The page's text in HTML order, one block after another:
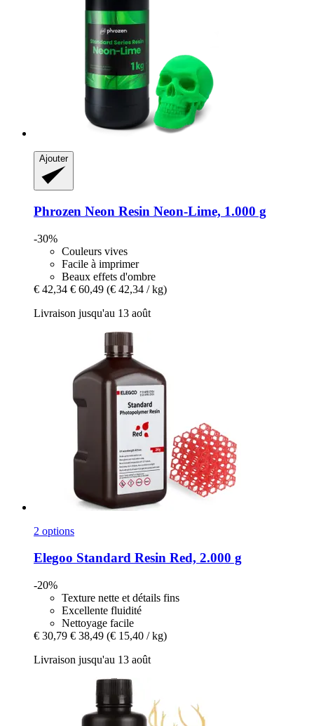
Ajouter
Phrozen Neon Resin Neon-​Lime, 1.000 g
-30%
Couleurs vives
Facile à imprimer
Beaux effets d'ombre
€ 42,34 € 60,49 (€ 42,34 / kg)
Livraison jusqu'au 13 août
2 options
Elegoo Standard Resin Red, 2.000 g
-20%
Texture nette et détails fins
Excellente fluidité
Nettoyage facile
€ 30,79 € 38,49 (€ 15,40 / kg)
Livraison jusqu'au 13 août